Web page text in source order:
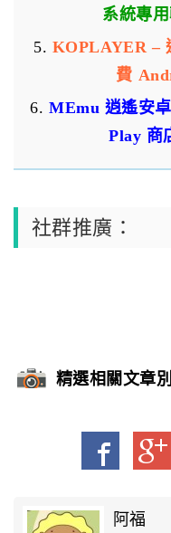
系統專
5. KOPLAYER –
費
6.MEmu 逍遙安
Play 商
社群推廣：
精選相關文章
阿福